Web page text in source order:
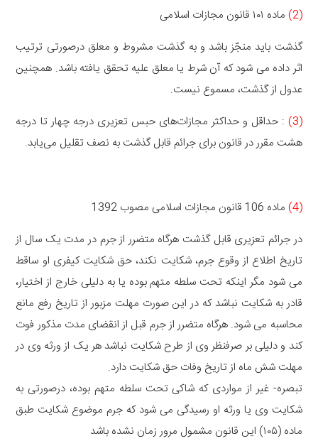
(2)
ماده ۱۰۱ قانون مجازات اسلامی
گذشت باید منجّز باشد و به گذشت مشروط و معلق درصورتی ترتیب
اثر داده می شود که آن شرط یا معلق علیه تحقق یافته باشد. همچنین
عدول از گذشت، مسموع نیست.
(3)
: حداقل و حداکثر مجازات‌های حبس تعزیری درجه چهار تا درجه
هشت مقرر در قانون برای جرائم قابل گذشت به نصف تقلیل می‌یابد.
(4)
ماده 106 قانون مجازات اسلامی مصوب 1392
در جرائم تعزیری قابل گذشت هرگاه متضرر از جرم در مدت یک سال از
تاریخ اطلاع از وقوع جرم، شکایت نکند، حق شکایت کیفری او ساقط
می شود مگر اینکه تحت سلطه متهم بوده یا به دلیلی خارج از اختیار،
قادر به شکایت نباشد که در این صورت مهلت مزبور از تاریخ رفع مانع
محاسبه می شود. هرگاه متضرر از جرم قبل از انقضای مدت مذکور فوت
کند و دلیلی بر صرفنظر وی از طرح شکایت نباشد هر یک از ورثه وی در
مهلت شش ماه از تاریخ وفات حق شکایت دارد.
تبصره- غیر از مواردی که شاکی تحت سلطه متهم بوده، درصورتی به
شکایت وی یا ورثه او رسیدگی می شود که جرم موضوع شکایت طبق
ماده (۱۰۵) این قانون مشمول مرور زمان نشده باشد